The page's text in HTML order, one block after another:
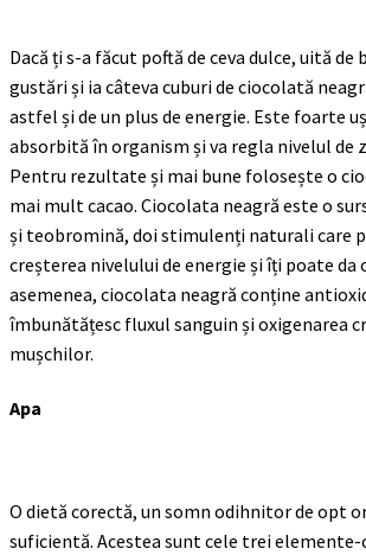
Dacă ți s-a făcut poftă de ceva dulce, uită
gustări și ia câteva cuburi de ciocolată
astfel și de un plus de energie. Este foarte
absorbită în organism și va regla nivelul de
Pentru rezultate și mai bune folosește o
mai mult cacao. Ciocolata neagră este o
și teobromină, doi stimulenți naturali care
creșterea nivelului de energie și îți poate da
asemenea, ciocolata neagră conține
îmbunătățesc fluxul sanguin și oxigenarea
mușchilor.
Apa
O dietă corectă, un somn odihnitor de opt
suficientă. Acestea sunt cele trei